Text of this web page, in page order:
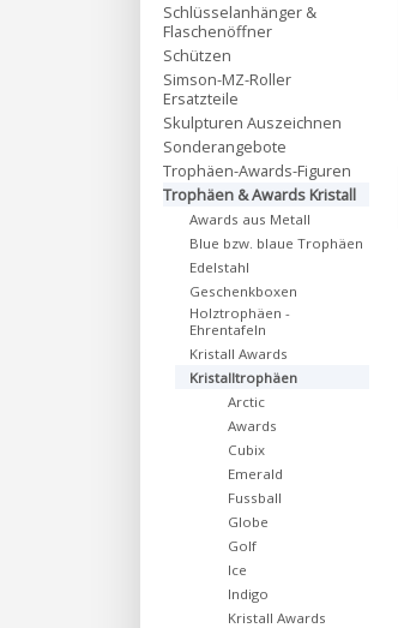
Schlüsselanhänger &
Flaschenöffner
Schützen
Simson-MZ-Roller
Ersatzteile
Skulpturen Auszeichnen
Sonderangebote
Trophäen-Awards-Figuren
Trophäen & Awards Kristall
Awards aus Metall
Blue bzw. blaue Trophäen
Edelstahl
Geschenkboxen
Holztrophäen -
Ehrentafeln
Kristall Awards
Kristalltrophäen
Arctic
Awards
Cubix
Emerald
Fussball
Globe
Golf
Ice
Indigo
Kristall Awards